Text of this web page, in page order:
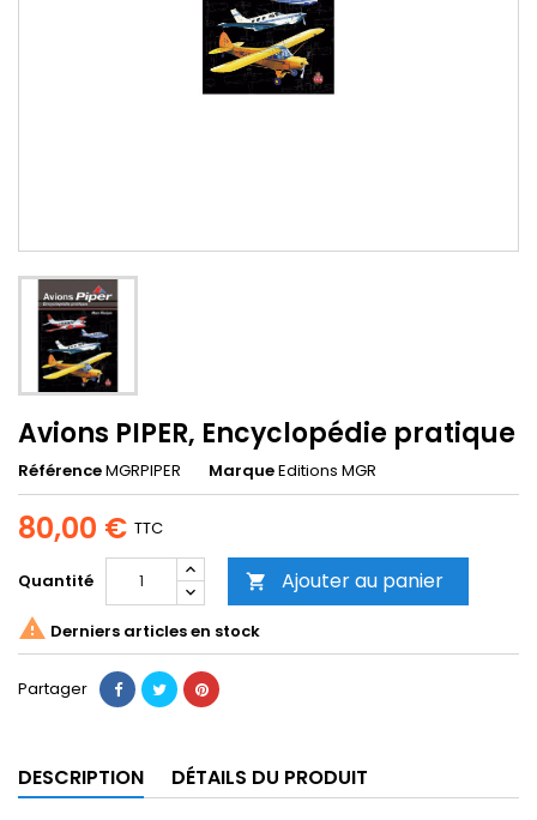
Avions PIPER, Encyclopédie pratique
RéférenceMGRPIPER MarqueEditions MGR
80,00 € TTC
Quantité  Ajouter au panier
 Derniers articles en stock
Partager
DESCRIPTION DÉTAILS DU PRODUIT